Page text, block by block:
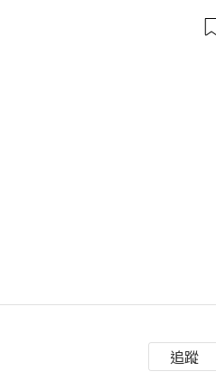
有填充效果嗎？結合它的產品定
的獨特作用邏輯瑞士5點提升針
追蹤